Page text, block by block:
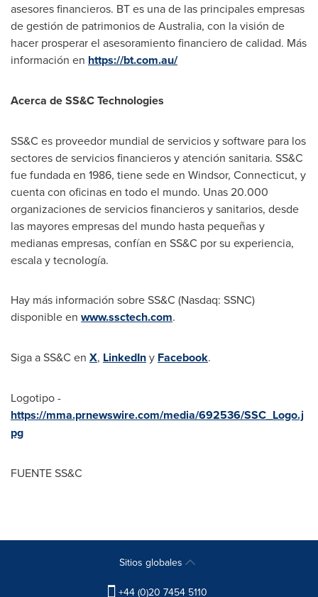
asesores financieros. BT es una de las principales empresas
de gestión de patrimonios deAustralia, con la visión de
hacer prosperar el asesoramiento financiero de calidad. Más
información en https://bt.com.au/
Acerca de SS&C Technologies
SS&C es proveedor mundial de servicios y software para los
sectores de servicios financieros y atención sanitaria. SS&C
fue fundada en 1986, tiene sede en Windsor, Connecticut, y
cuenta con oficinas en todo el mundo. Unas 20.000
organizaciones de servicios financieros y sanitarios, desde
las mayores empresas del mundo hasta pequeñas y
medianas empresas, confían en SS&C por su experiencia,
escala y tecnología.
Hay más información sobre SS&C (Nasdaq: SSNC)
disponible en www.ssctech.com.
Siga a SS&C en X, LinkedIny Facebook.
Logotipo -
https://mma.prnewswire.com/media/692536/SSC_Logo.j
pg
FUENTE SS&C
Sitios globales
+44 (0)20 7454 5110